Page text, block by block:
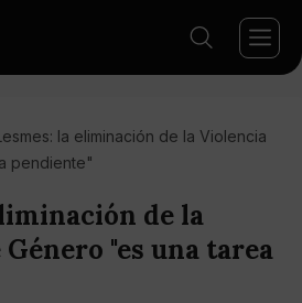
la eliminación de la Violencia
pendiente"
de la
"es una tarea